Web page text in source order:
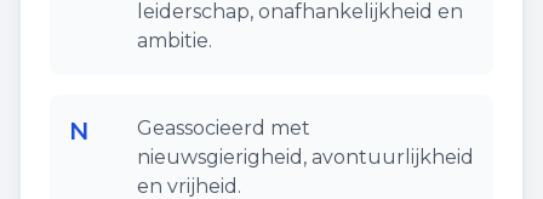
leiderschap, onafhankelijkheid en
ambitie.
N
Geassocieerd met
nieuwsgierigheid, avontuurlijkheid
en vrijheid.